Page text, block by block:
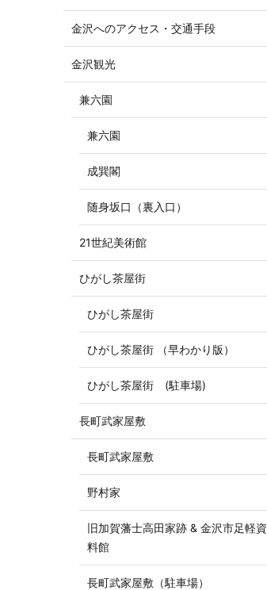
金沢へのアクセス・交通手段
金沢観光
兼六園
兼六園
成巽閣
随身坂口（裏入口）
21世紀美術館
ひがし茶屋街
ひがし茶屋街
ひがし茶屋街 （早わかり版）
ひがし茶屋街 (駐車場)
長町武家屋敷
長町武家屋敷
野村家
旧加賀藩士高田家跡 & 金沢市足軽資
料館
長町武家屋敷（駐車場）